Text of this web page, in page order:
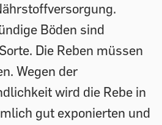
Böden sind
Die Reben müssen
Wegen der
wird die Rebe in
gut exponierten und